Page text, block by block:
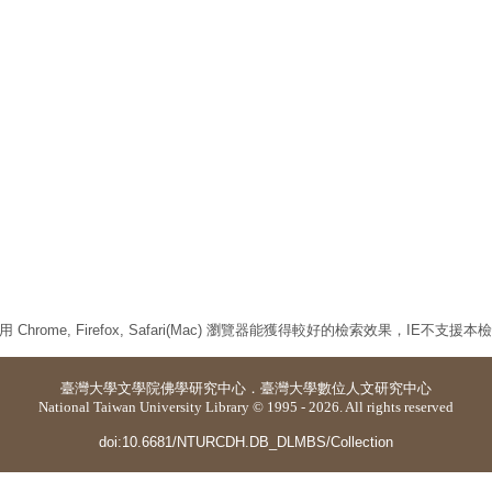
Chrome, Firefox, Safari(Mac) 瀏覽器能獲得較好的檢索效果，IE不支援本檢
臺灣大學文學院佛學研究中心 ． 臺灣大學數位人文研究中心
National Taiwan University Library © 1995 - 2026. All rights reserved
doi:10.6681/NTURCDH.DB_DLMBS/Collection